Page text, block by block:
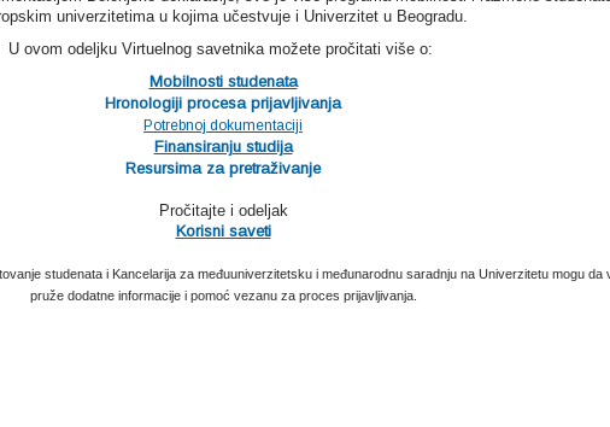
univerzitetima u kojima učestvuje i Univerzitet u Beogradu.
U ovom odeljku Virtuelnog savetnika možete pročitati više o:
Mobilnosti studenata
Hronologiji procesa prijavljivanja
Potrebnoj dokumentaciji
Finansiranju studija
Resursima za pretraživanje
Pročitajte i odeljak
Korisni saveti
studenata i Kancelarija za međuuniverzitetsku i međunarodnu saradnju na Univerzitetu mogu da
pruže dodatne informacije i pomoć vezanu za proces prijavljivanja.